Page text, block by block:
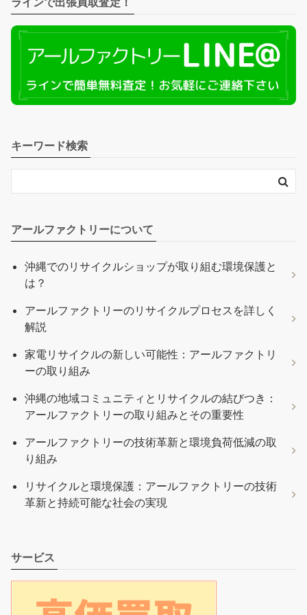
キーワード検索
アールファクトリーについて
沖縄でのリサイクルショップが取り組む環境保護と
は？
アールファクトリーのリサイクルプロセスを詳しく
解説
家電リサイクルの新しい可能性：アールファクトリ
ーの取り組み
沖縄の地域コミュニティとリサイクルの結びつき：
アールファクトリーの取り組みとその重要性
アールファクトリーの技術革新と環境負荷低減の取
り組み
リサイクルと環境保護：アールファクトリーの技術
革新と持続可能な社会の実現
サービス